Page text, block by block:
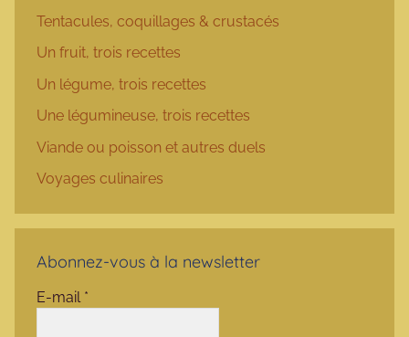
Tentacules, coquillages & crustacés
Un fruit, trois recettes
Un légume, trois recettes
Une légumineuse, trois recettes
Viande ou poisson et autres duels
Voyages culinaires
Abonnez-vous à la newsletter
E-mail *